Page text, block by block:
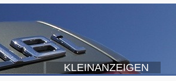
KLEINANZEIGEN